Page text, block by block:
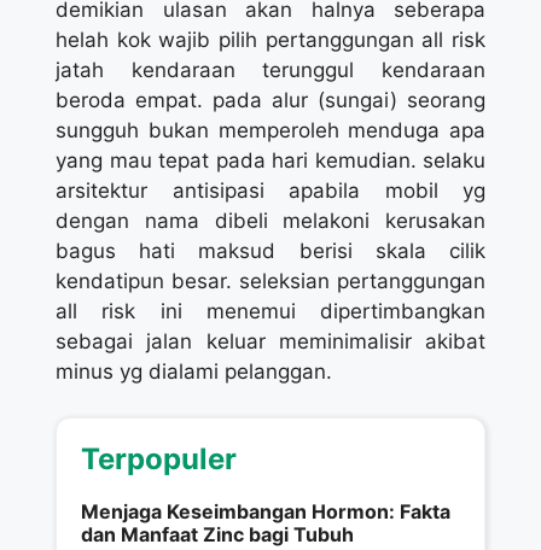
demikian ulasan akan halnya seberapa
helah kok wajib pilih pertanggungan all risk
jatah kendaraan terunggul kendaraan
beroda empat. pada alur (sungai) seorang
sungguh bukan memperoleh menduga apa
yang mau tepat pada hari kemudian. selaku
arsitektur antisipasi apabila mobil yg
dengan nama dibeli melakoni kerusakan
bagus hati maksud berisi skala cilik
kendatipun besar. seleksian pertanggungan
all risk ini menemui dipertimbangkan
sebagai jalan keluar meminimalisir akibat
minus yg dialami pelanggan.
Terpopuler
Menjaga Keseimbangan Hormon: Fakta
dan Manfaat Zinc bagi Tubuh